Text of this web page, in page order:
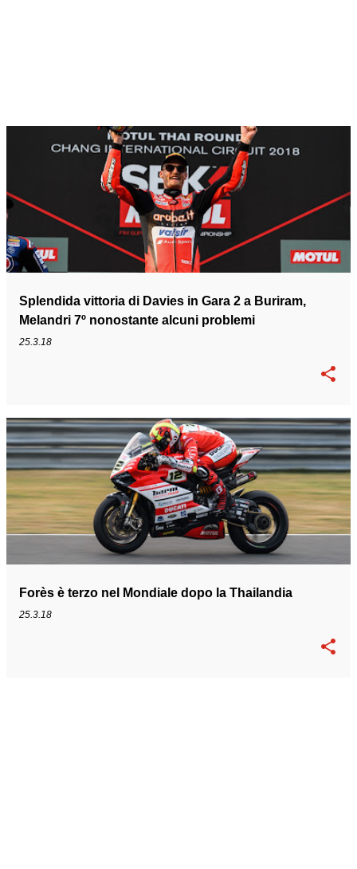
Splendida vittoria di Davies in Gara 2 a Buriram,
Melandri 7º nonostante alcuni problemi
25.3.18
Forès è terzo nel Mondiale dopo la Thailandia
25.3.18